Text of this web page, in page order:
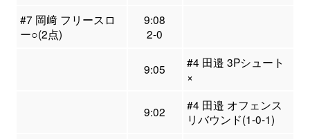
#7 岡﨑 フリースロ
ー○(2点)
9:08
2-0
9:05
#4 田邉 3Pシュート
×
9:02
#4 田邉 オフェンス
リバウンド(1-0-1)